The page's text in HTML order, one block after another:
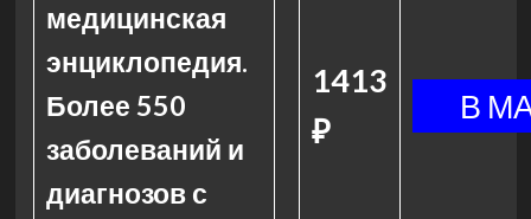
медицинская
энциклопедия.
Более 550
заболеваний и
диагнозов с
1413
₽